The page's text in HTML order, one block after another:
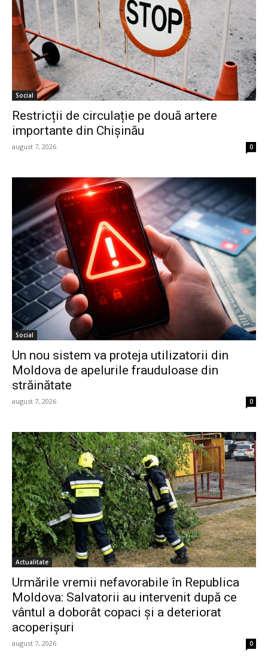
Social
Restricții de circulație pe două artere
importante din Chișinău
august 7, 2026 0
Social
Un nou sistem va proteja utilizatorii din
Moldova de apelurile frauduloase din
străinătate
august 7, 2026 0
Actualitate
Urmările vremii nefavorabile în Republica
Moldova: Salvatorii au intervenit după ce
vântul a doborât copaci și a deteriorat
acoperișuri
august 7, 2026 0